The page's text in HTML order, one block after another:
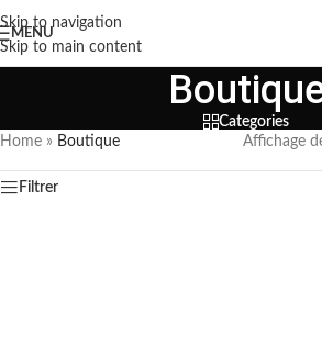
Skip to navigation
Skip to main content
MENU
Categories
Home » Boutique Affichage
Filtrer